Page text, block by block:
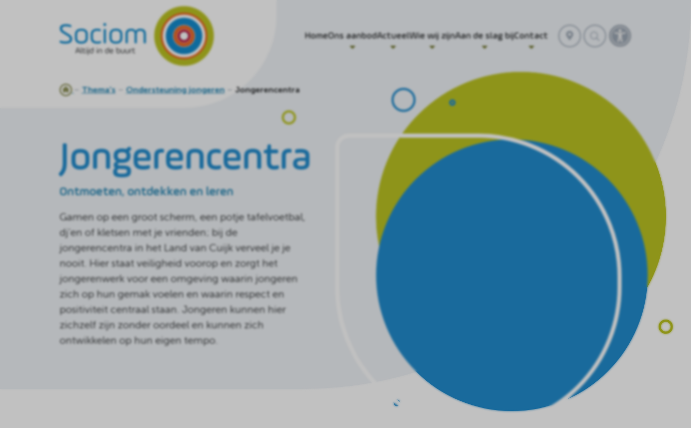
HomeOns aanbodActueelWie wij zijnAan de slag bijContact
Selecteer
GaThema's Ondersteuning jongeren Jongerencentra
Jongerencentra
Ontmoeten, ontdekken en leren
Gamen op een groot scherm, een potje tafelvoetbal,
dj’en of kletsen met je vrienden; bij de
jongerencentra in het Land van Cuijk verveel je je
nooit. Hier staat veiligheid voorop en zorgt het
jongerenwerk voor een omgeving waarin jongeren
zich op hun gemak voelen en waarin respect en
positiviteit centraal staan. Jongeren kunnen hier
zichzelf zijn zonder oordeel en kunnen zich
ontwikkelen op hun eigen tempo.